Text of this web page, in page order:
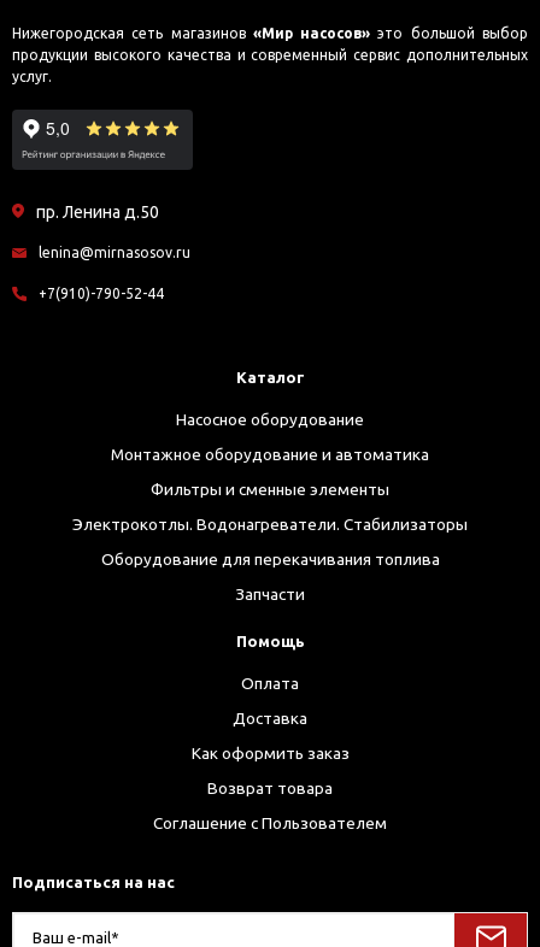
Нижегородская сеть магазинов «Мир насосов» это большой выбор
продукции высокого качества и современный сервис дополнительных
услуг.
пр. Ленина д.50
lenina@mirnasosov.ru
+7(910)-790-52-44
Каталог
Насосное оборудование
Монтажное оборудование и автоматика
Фильтры и сменные элементы
Электрокотлы. Водонагреватели. Стабилизаторы
Оборудование для перекачивания топлива
Запчасти
Помощь
Оплата
Доставка
Как оформить заказ
Возврат товара
Соглашение с Пользователем
Подписаться на нас